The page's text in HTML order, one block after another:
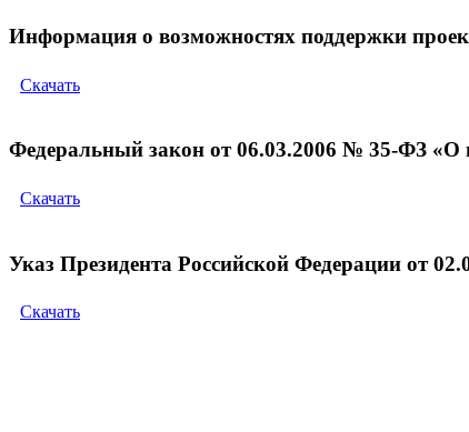
Информация о возможностях поддержки
Скачать
Федеральный закон от 06.03.2006 № 35-ФЗ «О
Скачать
Указ Президента Российской Федерации от
Скачать